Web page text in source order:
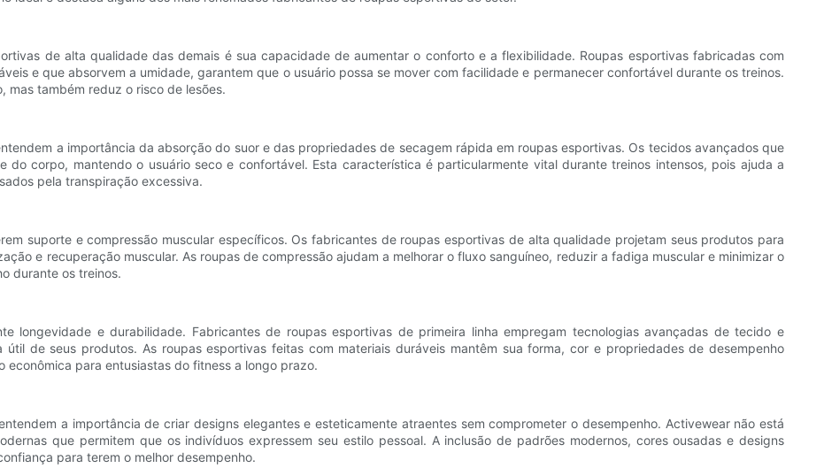
de alta qualidade das demais é sua capacidade de aumentar o conforto e a flexibilidade. Roupas esportivas fabricadas com
​​e que absorvem a umidade, garantem que o usuário possa se mover com facilidade e permanecer confortável durante os treinos.
mas também reduz o risco de lesões.
a importância da absorção do suor e das propriedades de secagem rápida em roupas esportivas. Os tecidos avançados que
do corpo, mantendo o usuário seco e confortável. Esta característica é particularmente vital durante treinos intensos, pois ajuda a
​​pela transpiração excessiva.
suporte e compressão muscular específicos. Os fabricantes de roupas esportivas de alta qualidade projetam seus produtos para
e recuperação muscular. As roupas de compressão ajudam a melhorar o fluxo sanguíneo, reduzir a fadiga muscular e minimizar o
durante os treinos.
longevidade e durabilidade. Fabricantes de roupas esportivas de primeira linha empregam tecnologias avançadas de tecido e
de seus produtos. As roupas esportivas feitas com materiais duráveis ​​mantêm sua forma, cor e propriedades de desempenho
econômica para entusiastas do fitness a longo prazo.
a importância de criar designs elegantes e esteticamente atraentes sem comprometer o desempenho. Activewear não está
que permitem que os indivíduos expressem seu estilo pessoal. A inclusão de padrões modernos, cores ousadas e designs
para terem o melhor desempenho.